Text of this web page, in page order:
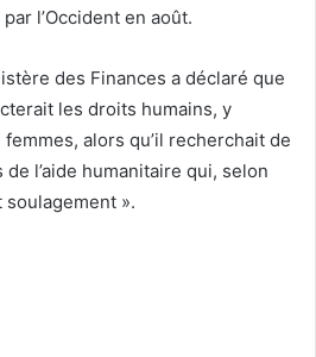
l’Occident en août.
des Finances a déclaré que
les droits humains, y
alors qu’il recherchait de
l’aide humanitaire qui, selon
soulagement ».